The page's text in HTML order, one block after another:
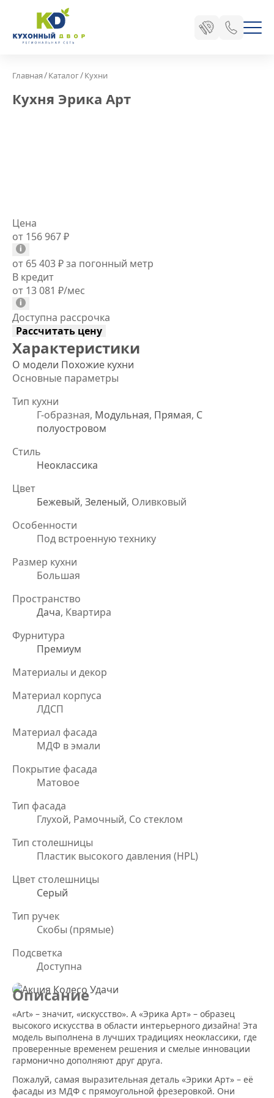
Главная/Каталог/Кухни
Кухня Эрика Арт
Цена
от 156 967₽
от 65 403₽за погонный метр
В кредит
от 13 081 ₽/мес
Доступна рассрочка
Рассчитать цену
Характеристики
О модели Похожие кухни
Основные параметры
Тип кухни
Г-образная, Модульная, Прямая, С
полуостровом
Стиль
Неоклассика
Цвет
Бежевый, Зеленый, Оливковый
Особенности
Под встроенную технику
Размер кухни
Большая
Пространство
Дача, Квартира
Фурнитура
Премиум
Материалы и декор
Материал корпуса
ЛДСП
Материал фасада
МДФ в эмали
Покрытие фасада
Матовое
Тип фасада
Глухой, Рамочный, Со стеклом
Тип столешницы
Пластик высокого давления (HPL)
Цвет столешницы
Серый
Тип ручек
Скобы (прямые)
Подсветка
Доступна
Описание
«Art» – значит, «искусство». А «Эрика Арт» – образец
высокого искусства в области интерьерного дизайна! Эта
модель выполнена в лучших традициях неоклассики, где
проверенные временем решения и смелые инновации
гармонично дополняют друг друга.
Пожалуй, самая выразительная деталь «Эрики Арт» – её
фасады из МДФ с прямоугольной фрезеровкой. Они